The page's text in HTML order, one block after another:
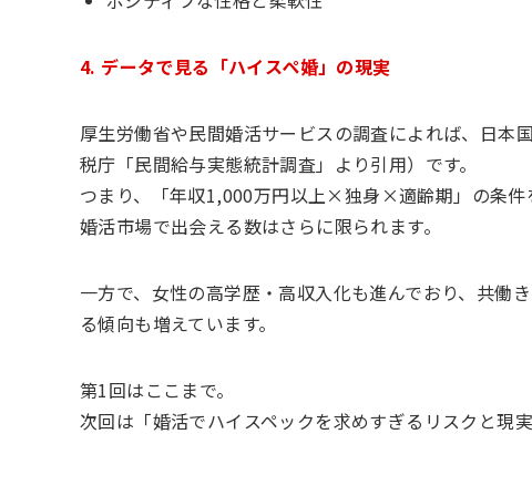
4. データで見る「ハイスペ婚」の現実
厚生労働省や民間婚活サービスの調査によれば、日
税庁「民間給与実態統計調査」より引用）です。
つまり、「年収1,000万円以上×独身×適齢期」の条件
婚活市場で出会える数はさらに限られます。
一方で、女性の高学歴・高収入化も進んでおり、共働
る傾向も増えています。
第1回はここまで。
次回は「婚活でハイスペックを求めすぎるリスクと現